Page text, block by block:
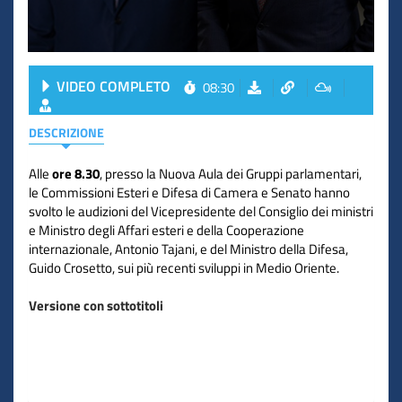
VIDEO COMPLETO 08:30
DESCRIZIONE
Alleore 8.30, presso la Nuova Aula dei Gruppi parlamentari,
le Commissioni Esteri e Difesa di Camera e Senato hanno
svolto le audizioni del Vicepresidente del Consiglio dei ministri
e Ministro degli Affari esteri e della Cooperazione
internazionale, Antonio Tajani, e del Ministro della Difesa,
Guido Crosetto, sui più recenti sviluppi in Medio Oriente.
Versione con sottotitoli